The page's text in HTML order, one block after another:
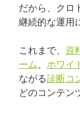
だから、クロ
継続的な運用
これまで、 資
ーム、 ホワイ
ながる診断コ
どのコンテン